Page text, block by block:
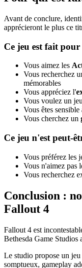
Avant de conclure,
apprécieront le plus ce
Ce jeu est fait pour
Vous aimez les
Vous recherchez
mémorables
Vous appréciez l'
Vous voulez un
Vous êtes sensible
Vous cherchez un
Ce jeu n'est peut-
Vous préférez les
Vous n'aimez pas
Vous recherchez
Conclusion :
Fallout 4
Fallout 4 est
Bethesda Game Studios
Le studio propose un jeu
somptueux, gameplay